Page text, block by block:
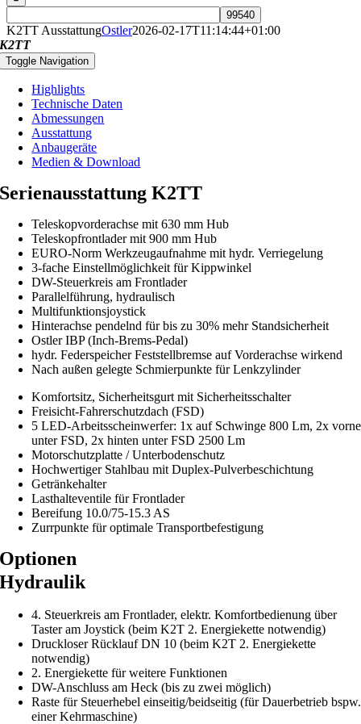
K2TT AusstattungOstler2026-02-17T11:14:44+01:00
K2TT
Toggle Navigation
Highlights
Technische Daten
Abmessungen
Ausstattung
Anbaugeräte
Medien & Download
Serienausstattung K2TT
Teleskopvorderachse mit 630 mm Hub
Teleskopfrontlader mit 900 mm Hub
EURO-Norm Werkzeugaufnahme mit hydr. Verriegelung
3-fache Einstellmöglichkeit für Kippwinkel
DW-Steuerkreis am Frontlader
Parallelführung, hydraulisch
Multifunktionsjoystick
Hinterachse pendelnd für bis zu 30% mehr Standsicherheit
Ostler IBP (Inch-Brems-Pedal)
hydr. Federspeicher Feststellbremse auf Vorderachse wirkend
Nach außen gelegte Schmierpunkte für Lenkzylinder
Komfortsitz, Sicherheitsgurt mit Sicherheitsschalter
Freisicht-Fahrerschutzdach (FSD)
5 LED-Arbeitsscheinwerfer: 1x auf Schwinge 800 Lm, 2x vorne
unter FSD, 2x hinten unter FSD 2500 Lm
Motorschutzplatte / Unterbodenschutz
Hochwertiger Stahlbau mit Duplex-Pulverbeschichtung
Getränkehalter
Lasthalteventile für Frontlader
Bereifung 10.0/75-15.3 AS
Zurrpunkte für optimale Transportbefestigung
Optionen
Hydraulik
4. Steuerkreis am Frontlader, elektr. Komfortbedienung über
Taster am Joystick (beim K2T 2. Energiekette notwendig)
Druckloser Rücklauf DN 10 (beim K2T 2. Energiekette
notwendig)
2. Energiekette für weitere Funktionen
DW-Anschluss am Heck (bis zu zwei möglich)
Raste für Steuerhebel einseitig/beidseitig (für Dauerbetrieb bspw.
einer Kehrmaschine)